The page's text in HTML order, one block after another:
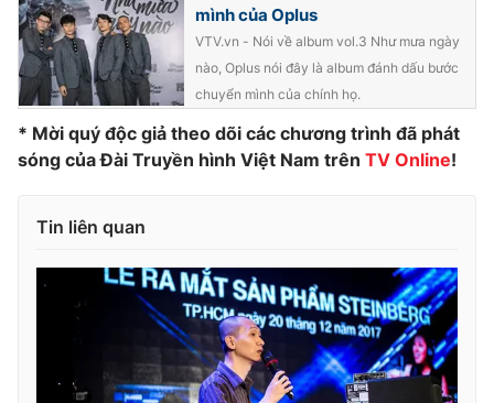
mình của Oplus
VTV.vn - Nói về album vol.3 Như mưa ngày
nào, Oplus nói đây là album đánh dấu bước
chuyển mình của chính họ.
* Mời quý độc giả theo dõi các chương trình đã phát
sóng của Đài Truyền hình Việt Nam trên TV Online!
Tin liên quan